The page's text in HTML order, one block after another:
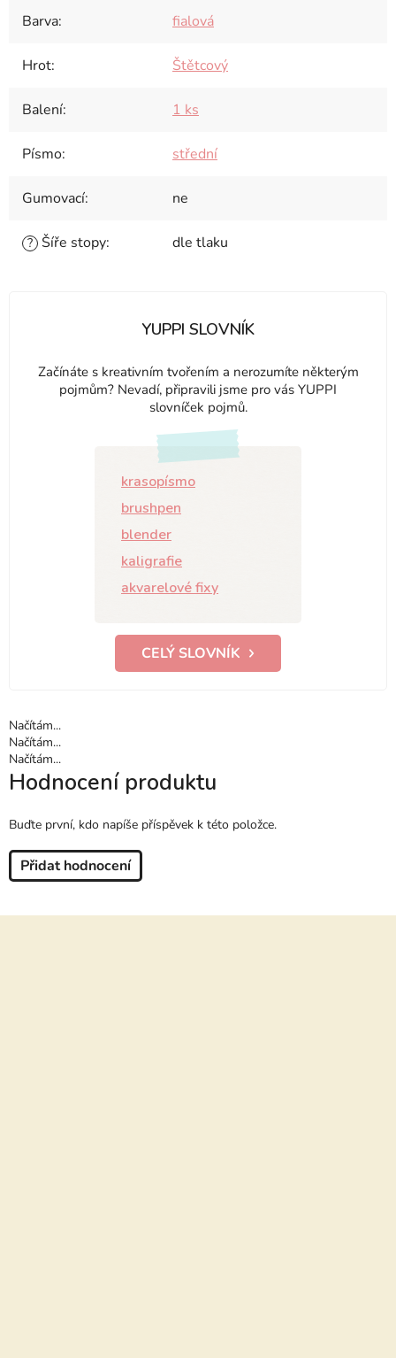
Barva: fialová
Hrot: Štětcový
Balení: 1 ks
Písmo: střední
Gumovací: ne
? Šíře stopy: dle tlaku
YUPPI SLOVNÍK
Začínáte s kreativním tvořením a nerozumíte některým
pojmům? Nevadí, připravili jsme pro vás YUPPI
slovníček pojmů.
krasopísmo
brushpen
blender
kaligrafie
akvarelové fixy
CELÝ SLOVNÍK
Načítám...
Načítám...
Načítám...
Hodnocení produktu
Buďte první, kdo napíše příspěvek k této položce.
Přidat hodnocení